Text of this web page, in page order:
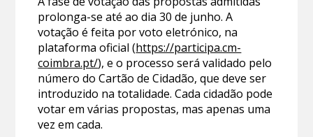
prolonga-se até ao dia 30 de junho. A
votação é feita por voto eletrónico, na
plataforma oficial (https://participa.cm-
coimbra.pt/), e o processo será validado pelo
número do Cartão de Cidadão, que deve ser
introduzido na totalidade. Cada cidadão pode
votar em várias propostas, mas apenas uma
vez em cada.